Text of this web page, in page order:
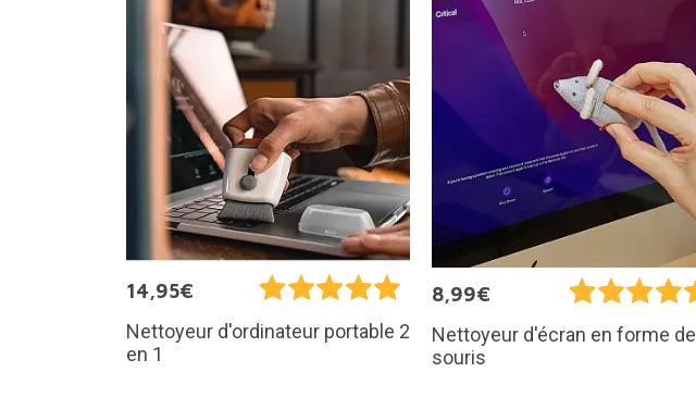
14,95€
Nettoyeur d'ordinateur portable 2
en 1
8,99€
Nettoyeur d'écran en forme de
souris